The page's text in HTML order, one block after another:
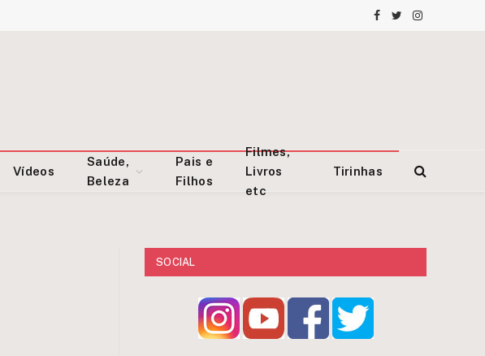
Facebook
TwitterInstagram
Vídeos
Saúde,
Beleza
Pais e
Filhos
Filmes,
Livros
etc
Tirinhas
SOCIAL